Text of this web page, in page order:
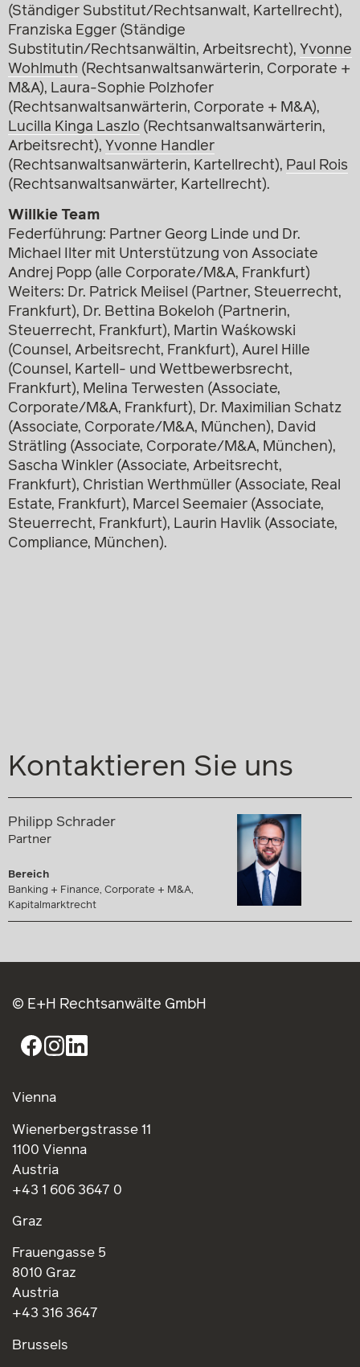
(Ständiger Substitut/Rechtsanwalt, Kartellrecht),
Franziska Egger (Ständige
Substitutin/Rechtsanwältin, Arbeitsrecht), Yvonne
Wohlmuth (Rechtsanwaltsanwärterin, Corporate +
M&A), Laura-Sophie Polzhofer
(Rechtsanwaltsanwärterin, Corporate + M&A),
Lucilla Kinga Laszlo (Rechtsanwaltsanwärterin,
Arbeitsrecht), Yvonne Handler
(Rechtsanwaltsanwärterin, Kartellrecht), Paul Rois
(Rechtsanwaltsanwärter, Kartellrecht).
Willkie Team
Federführung: Partner Georg Linde und Dr.
Michael Ilter mit Unterstützung von Associate
Andrej Popp (alle Corporate/M&A, Frankfurt)
Weiters: Dr. Patrick Meiisel (Partner, Steuerrecht,
Frankfurt), Dr. Bettina Bokeloh (Partnerin,
Steuerrecht, Frankfurt), Martin Waśkowski
(Counsel, Arbeitsrecht, Frankfurt), Aurel Hille
(Counsel, Kartell- und Wettbewerbsrecht,
Frankfurt), Melina Terwesten (Associate,
Corporate/M&A, Frankfurt), Dr. Maximilian Schatz
(Associate, Corporate/M&A, München), David
Strätling (Associate, Corporate/M&A, München),
Sascha Winkler (Associate, Arbeitsrecht,
Frankfurt), Christian Werthmüller (Associate, Real
Estate, Frankfurt), Marcel Seemaier (Associate,
Steuerrecht, Frankfurt), Laurin Havlik (Associate,
Compliance, München).
Kontaktieren Sie uns
Philipp Schrader
Partner
Bereich
Banking + Finance, Corporate + M&A,
Kapitalmarktrecht
© E+H Rechtsanwälte GmbH
Vienna
Wienerbergstrasse 11
1100 Vienna
Austria
+43 1 606 3647 0
Graz
Frauengasse 5
8010 Graz
Austria
+43 316 3647
Brussels